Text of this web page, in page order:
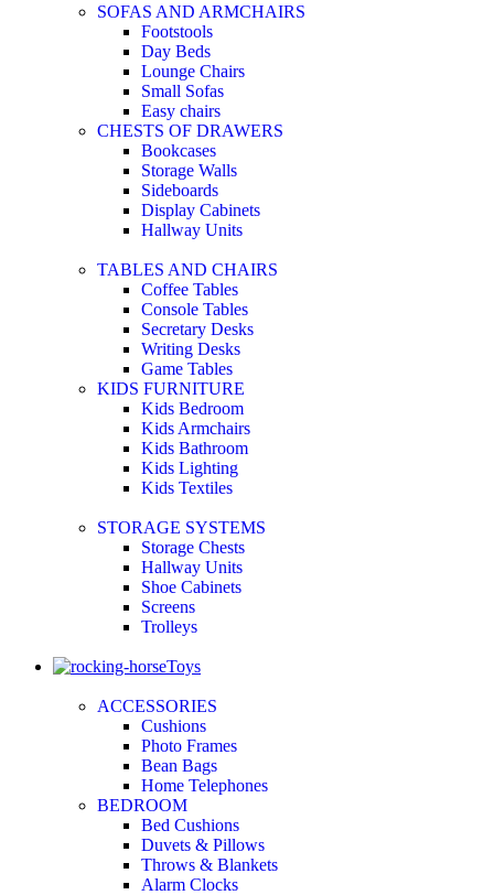
SOFAS AND ARMCHAIRS
Footstools
Day Beds
Lounge Chairs
Small Sofas
Easy chairs
CHESTS OF DRAWERS
Bookcases
Storage Walls
Sideboards
Display Cabinets
Hallway Units
TABLES AND CHAIRS
Coffee Tables
Console Tables
Secretary Desks
Writing Desks
Game Tables
KIDS FURNITURE
Kids Bedroom
Kids Armchairs
Kids Bathroom
Kids Lighting
Kids Textiles
STORAGE SYSTEMS
Storage Chests
Hallway Units
Shoe Cabinets
Screens
Trolleys
Toys
ACCESSORIES
Cushions
Photo Frames
Bean Bags
Home Telephones
BEDROOM
Bed Cushions
Duvets & Pillows
Throws & Blankets
Alarm Clocks